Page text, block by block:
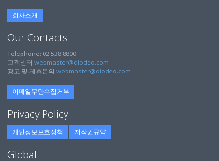
회사소개
Our Contacts
Telephone: 02 538 8800
고객센터 webmaster@diodeo.com
광고 및 제휴문의 webmaster@diodeo.com
이메일무단수집거부
Privacy Policy
개인정보보호정책 저작권규약
Global